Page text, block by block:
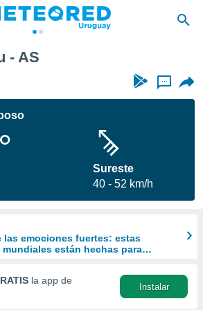
- AS
...
Sureste
40
52 km/h
las emociones fuertes: estas
están hechas para
la app de
Instalar